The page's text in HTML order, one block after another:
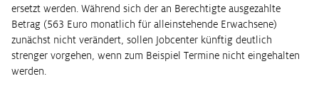
ersetzt werden. Während sich der an Berechtigte ausgezahlte
Betrag (563 Euro monatlich für alleinstehende Erwachsene)
zunächst nicht verändert, sollen Jobcenter künftig deutlich
strenger vorgehen, wenn zum Beispiel Termine nicht eingehalten
werden.